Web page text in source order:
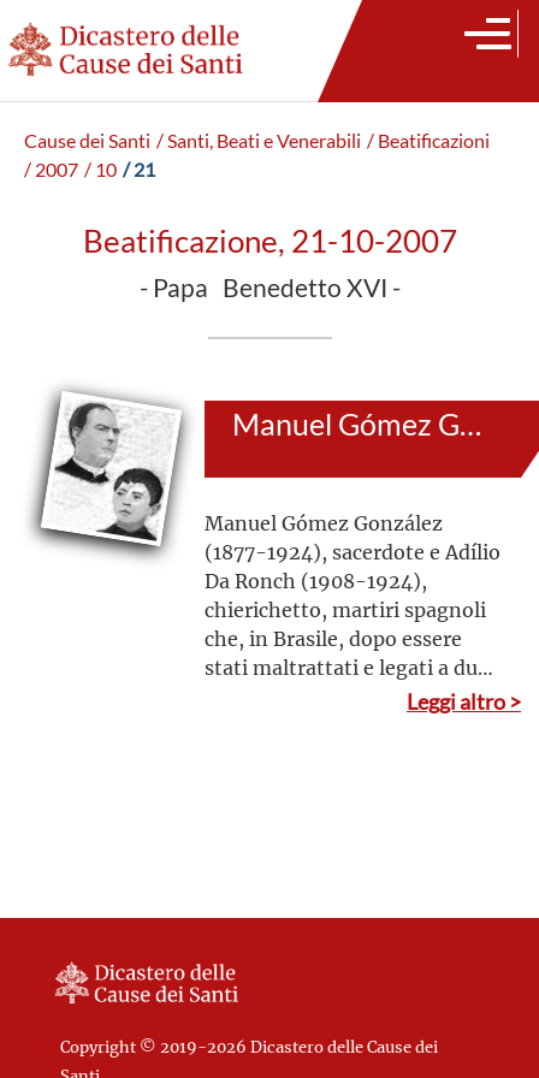
Cause dei Santi / Santi, Beati e Venerabili / Beatificazioni
/ 2007 / 10 / 21
Beatificazione, 21-10-2007
- Papa Benedetto XVI -
Manuel Gómez González e Adílio Da Ronch
Manuel Gómez González
(1877-1924), sacerdote e Adílio
Da Ronch (1908-1924),
chierichetto, martiri spagnoli
che, in Brasile, dopo essere
stati maltrattati e legati a due
alberi su una collina furonoLeggi altro >
Copyright © 2019-2026 Dicastero delle Cause dei